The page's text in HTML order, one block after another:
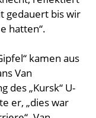
gedauert bis wir
hatten“.
kamen aus
Van
des „Kursk“ U-
er, „dies war